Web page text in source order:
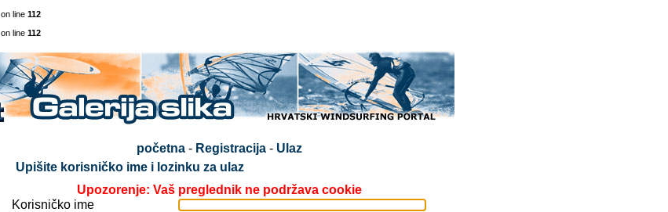
on line 112
on line 112
početna- Registracija- Ulaz
Upišite korisničko ime i lozinku za ulaz
Upozorenje: Vaš preglednik ne podržava cookie
Korisničko ime